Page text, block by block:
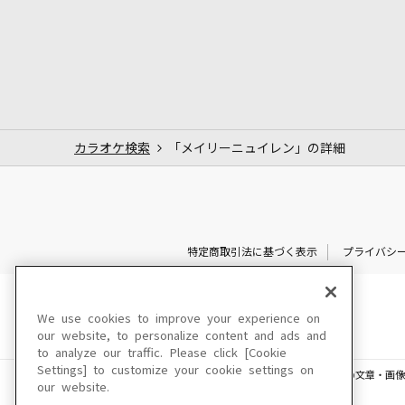
カラオケ検索 「メイリーニュイレン」の詳細
特定商取引法に基づく表示 プライバシ
このサイトに掲載されている一切の文章・画
We use cookies to improve your experience on
our website, to personalize content and ads and
to analyze our traffic. Please click [Cookie
Settings] to customize your cookie settings on
our website.